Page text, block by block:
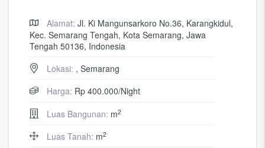
Alamat: Jl. Ki Mangunsarkoro No.36, Karangkidul,
Kec. Semarang Tengah, Kota Semarang, Jawa
Tengah 50136, Indonesia
Lokasi: , Semarang
Harga: Rp 400.000/Night
Luas Bangunan: m2
Luas Tanah: m2